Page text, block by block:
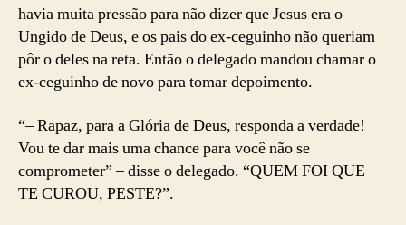
havia muita pressão para não dizer que Jesus era o
Ungido de Deus, e os pais do ex-ceguinho não queriam
pôr o deles na reta. Então o delegado mandou chamar o
ex-ceguinho de novo para tomar depoimento.
“– Rapaz, para a Glória de Deus, responda a verdade!
Vou te dar mais uma chance para você não se
comprometer” – disse o delegado. “QUEM FOI QUE
TE CUROU, PESTE?”.